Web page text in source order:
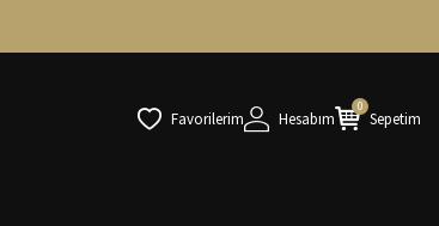
Favorilerim Hesabım
0
Sepetim